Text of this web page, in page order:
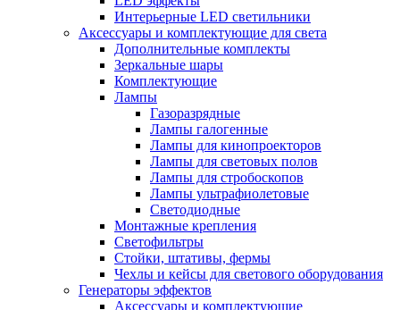
Интерьерные LED светильники
Аксессуары и комплектующие для света
Дополнительные комплекты
Зеркальные шары
Комплектующие
Лампы
Газоразрядные
Лампы галогенные
Лампы для кинопроекторов
Лампы для световых полов
Лампы для стробоскопов
Лампы ультрафиолетовые
Светодиодные
Монтажные крепления
Светофильтры
Стойки, штативы, фермы
Чехлы и кейсы для светового оборудования
Генераторы эффектов
Аксессуары и комплектующие